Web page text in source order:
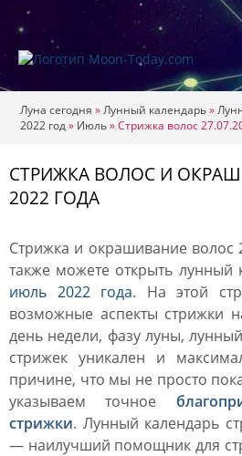
Луна сегодня »Лунный календарь»
2022 год» Июль»Стрижка волос
СТРИЖКА ВОЛОС И
2022 ГОДА
Стрижка и окрашивание волос
также можете открыть лунный
июль 2022 года. На этой
возможные аспекты стрижки
день недели, фазу луны,
стрижек уникален и
причине, что мы не просто
указываем точное
стрижки. Лунный календарь
— наилучший помощник для